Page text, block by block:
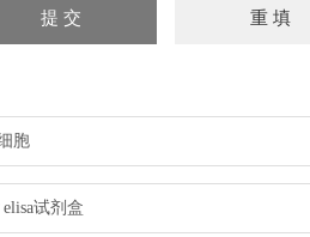
胞
试剂盒